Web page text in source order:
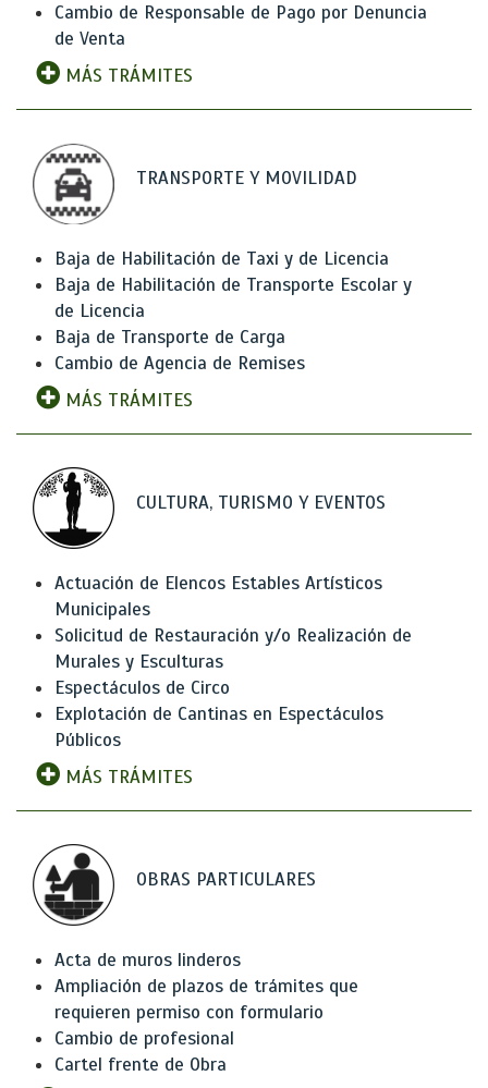
Cambio de Responsable de Pago por Denuncia
de Venta
MÁS TRÁMITES
TRANSPORTE Y MOVILIDAD
Baja de Habilitación de Taxi y de Licencia
Baja de Habilitación de Transporte Escolar y
de Licencia
Baja de Transporte de Carga
Cambio de Agencia de Remises
MÁS TRÁMITES
CULTURA, TURISMO Y EVENTOS
Actuación de Elencos Estables Artísticos
Municipales
Solicitud de Restauración y/o Realización de
Murales y Esculturas
Espectáculos de Circo
Explotación de Cantinas en Espectáculos
Públicos
MÁS TRÁMITES
OBRAS PARTICULARES
Acta de muros linderos
Ampliación de plazos de trámites que
requieren permiso con formulario
Cambio de profesional
Cartel frente de Obra